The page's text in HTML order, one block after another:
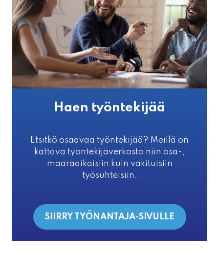
Haen työntekijää
Etsitkö osaavaa työntekijää? Meillä on
kattava työntekijäverkosto niin osa-,
määräaikaisiin kuin vakituisiin
työsuhteisiin.
SIIRRY TYÖNANTAJA-SIVULLE